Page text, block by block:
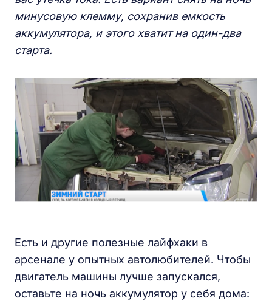
минусовую клемму, сохранив емкость
аккумулятора, и этого хватит на один-два
старта.
Есть и другие полезные лайфхаки в
арсенале у опытных автолюбителей. Чтобы
двигатель машины лучше запускался,
оставьте на ночь аккумулятор у себя дома: